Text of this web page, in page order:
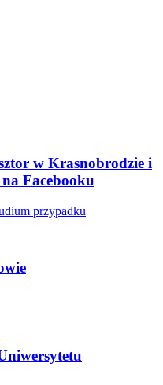
w Krasnobrodzie i
Facebooku
przypadku